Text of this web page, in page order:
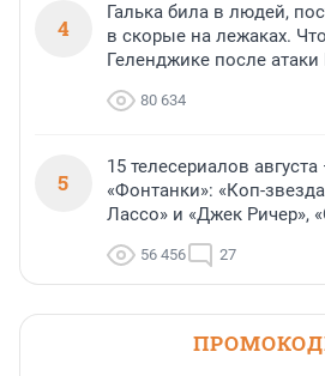
4
Галька била в людей,
в скорые на лежаках.
Геленджике после
80 634
5
15 телесериалов
«Фонтанки»: «Коп-
Лассо» и «Джек Ричер»,
56 456 27